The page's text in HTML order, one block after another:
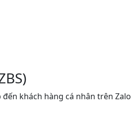
khách hàng cá nhân trên Zalo